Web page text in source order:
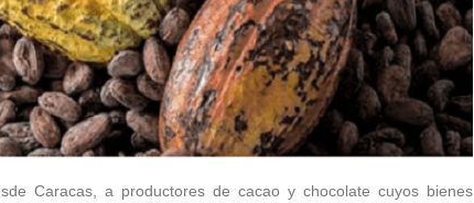
Caracas, a productores de cacao y chocolate cuyos bienes